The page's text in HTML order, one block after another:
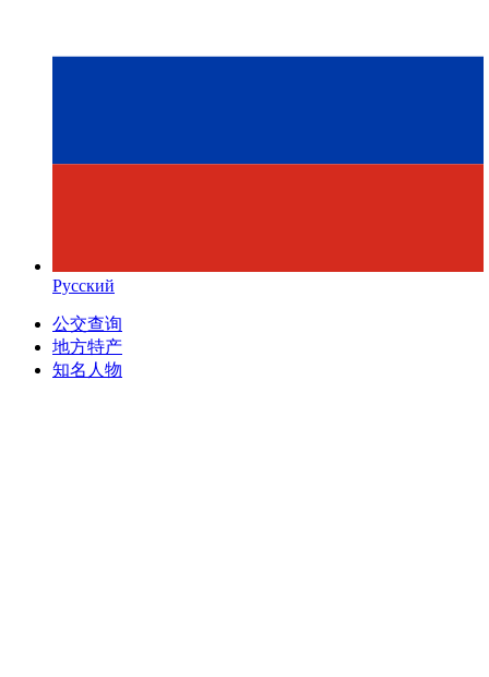
Русский
公交查询
地方特产
知名人物